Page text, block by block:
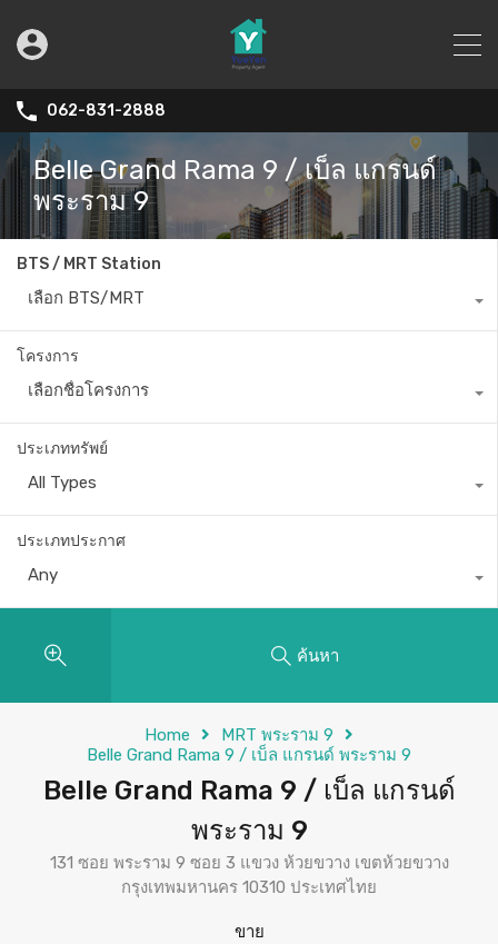
062-831-2888
Belle Grand Rama 9 / เบ็ล แกรนด์
พระราม 9
BTS / MRT Station
เลือก BTS/MRT
โครงการ
เลือกชื่อโครงการ
ประเภททรัพย์
All Types
ประเภทประกาศ
Any
ค้นหา
Home
MRT พระราม 9
Belle Grand Rama 9 / เบ็ล แกรนด์ พระราม 9
Belle Grand Rama 9 / เบ็ล แกรนด์
พระราม 9
131 ซอย พระราม 9 ซอย 3 แขวง ห้วยขวาง เขตห้วยขวาง
กรุงเทพมหานคร 10310 ประเทศไทย
ขาย